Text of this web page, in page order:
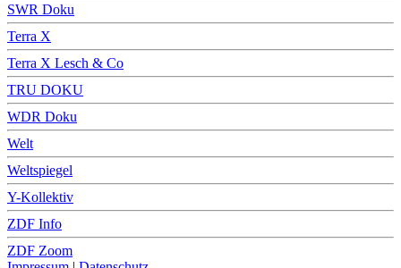
SWR Doku
Terra X
Terra X Lesch & Co
TRU DOKU
WDR Doku
Welt
Weltspiegel
Y-Kollektiv
ZDF Info
ZDF Zoom